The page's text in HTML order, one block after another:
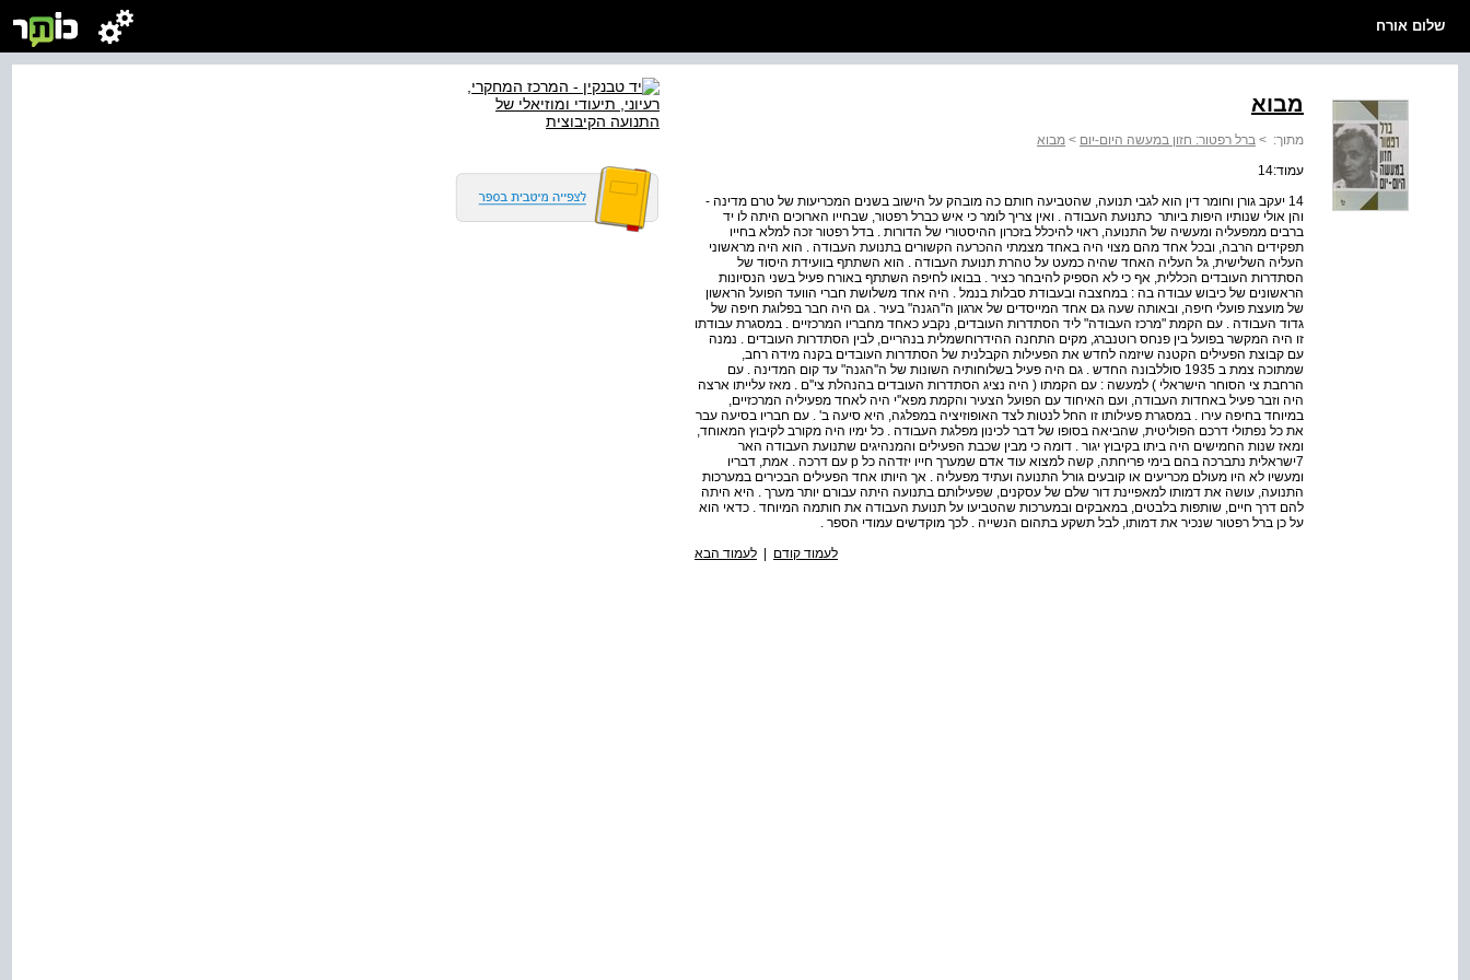
שלום אורח
מבוא
מתוך: > ברל רפטור: חזון במעשה היום-יום > מבוא
עמוד:14
14 יעקב גורן וחומר דין הוא לגבי תנועה, שהטביעה חותם כה מובהק על הישוב בשנים המכריעות של טרם מדינה ­
והן אולי שנותיו היפות ביותר ­ כתנועת העבודה . ואין צריך לומר כי איש כברל רפטור, שבחייו הארוכים היתה לו יד
ברבים ממפעליה ומעשיה של התנועה, ראוי להיכלל בזכרון ההיסטורי של הדורות . בדל רפטור זכה למלא בחייו
תפקידים הרבה, ובכל אחד מהם מצוי היה באחד מצמתי ההכרעה הקשורים בתנועת העבודה . הוא היה מראשוני
העליה השלישית, גל העליה האחד שהיה כמעט על טהרת תנועת העבודה . הוא השתתף בוועידת היסוד של
הסתדרות העובדים הכללית, אף כי לא הספיק להיבחר כציר . בבואו לחיפה השתתף באורח פעיל בשני הנסיונות
הראשונים של כיבוש עבודה בה : במחצבה ובעבודת סבלות בנמל . היה אחד משלושת חברי הוועד הפועל הראשון
של מועצת פועלי חיפה, ובאותה שעה גם אחד המייסדים של ארגון ה''הגנה" בעיר . גם היה חבר בפלוגת חיפה של
גדוד העבודה . עם הקמת "מרכז העבודה" ליד הסתדרות העובדים, נקבע כאחד מחבריו המרכזיים . במסגרת עבודתו
זו היה המקשר בפועל בין פנחס רוטנברג, מקים התחנה ההידרו­חשמלית בנהריים, לבין הסתדרות העובדים . נמנה
עם קבוצת הפעילים הקטנה שיזמה לחדש את הפעילות הקבלנית של הסתדרות העובדים בקנה מידה רחב,
שמתוכה צמת ב­ 1935 סולל­בונה החדש . גם היה פעיל בשלוחותיה השונות של ה''הגנה" עד קום המדינה . עם
הרחבת צי הסוחר הישראלי ) למעשה : עם הקמתו ( היה נציג הסתדרות העובדים בהנהלת צי''ם . מאז עלייתו ארצה
היה וזבר פעיל באחדות העבודה, ועם האיחוד עם הפועל הצעיר והקמת מפא''י היה לאחד מפעיליה המרכזיים,
במיוחד בחיפה עירו . במסגרת פעילותו זו החל לנטות לצד האופוזיציה במפלגה, היא סיעה ב' . עם חבריו בסיעה עבר
את כל נפתולי דרכם הפוליטית, שהביאה בסופו של דבר לכינון מפלגת העבודה . כל ימיו היה מקורב לקיבוץ המאוחד,
ומאז שנות החמישים היה ביתו בקיבוץ יגור . דומה כי מבין שכבת הפעילים והמנהיגים שתנועת העבודה האר
7ישראלית נתברכה בהם בימי פריחתה, קשה למצוא עוד אדם שמערך חייו יזדהה כל p עם דרכה . אמת, דבריו
ומעשיו לא היו מעולם מכריעים או קובעים גורל התנועה ועתיד מפעליה . אך היותו אחד הפעילים הבכירים במערכות
התנועה, עושה את דמותו למאפיינת דור שלם של עסקנים, שפעילותם בתנועה היתה עבורם יותר מערך . היא היתה
להם דרך חיים, שותפות בלבטים, במאבקים ובמערכות שהטביעו על תנועת העבודה את חותמה המיוחד . כדאי הוא
על כן ברל רפטור שנכיר את דמותו, לבל תשקע בתהום הנשייה . לכך מוקדשים עמודי הספר .
לעמוד קודם | לעמוד הבא